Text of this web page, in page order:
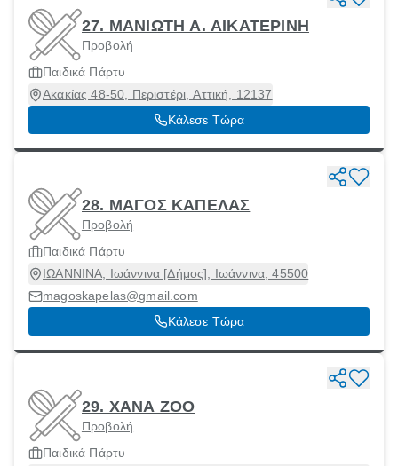
27. ΜΑΝΙΩΤΗ Α. ΑΙΚΑΤΕΡΙΝΗ
Προβολή
Παιδικά Πάρτυ
Ακακίας 48-50, Περιστέρι, Αττική, 12137
Κάλεσε Τώρα
28. ΜΑΓΟΣ ΚΑΠΕΛΑΣ
Προβολή
Παιδικά Πάρτυ
ΙΩΑΝΝΙΝΑ, Ιωάννινα [Δήμος], Ιωάννινα, 45500
magoskapelas@gmail.com
Κάλεσε Τώρα
29. XANA ZOO
Προβολή
Παιδικά Πάρτυ